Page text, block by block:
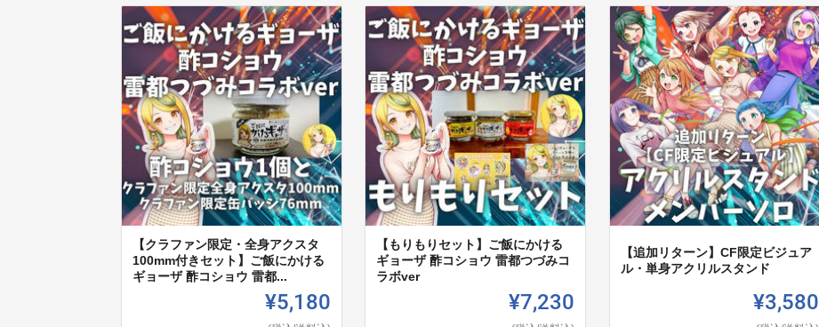
【クラファン限定・全身アクスタ
100mm付きセット】ご飯にかける
ギョーザ 酢コショウ 雷都...
¥5,180
【もりもりセット】ご飯にかける
ギョーザ 酢コショウ 雷都つづみコ
ラボver
¥7,230
【追加リターン】CF限定ビジュア
ル・単身アクリルスタンド
¥3,580